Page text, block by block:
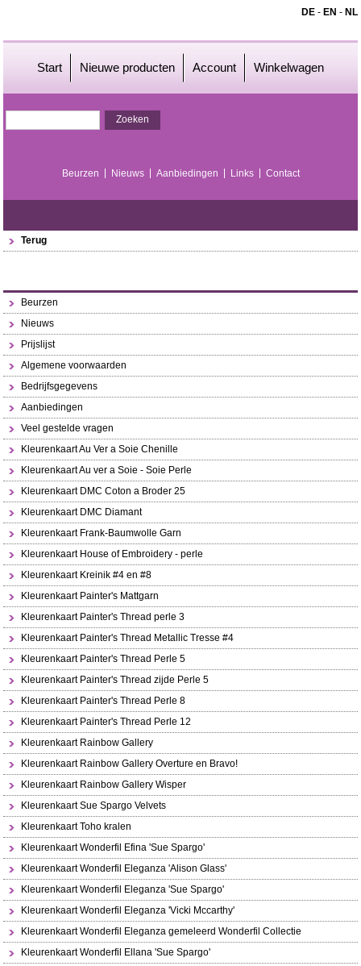
DE- EN - NL
Start Nieuwe producten Account Winkelwagen
Beurzen Nieuws Aanbiedingen Links Contact
Terug
Beurzen
Nieuws
Prijslijst
Algemene voorwaarden
Bedrijfsgegevens
Aanbiedingen
Veel gestelde vragen
Kleurenkaart Au Ver a Soie Chenille
Kleurenkaart Au ver a Soie - Soie Perle
Kleurenkaart DMC Coton a Broder 25
Kleurenkaart DMC Diamant
Kleurenkaart Frank-Baumwolle Garn
Kleurenkaart House of Embroidery - perle
Kleurenkaart Kreinik #4 en #8
Kleurenkaart Painter's Mattgarn
Kleurenkaart Painter's Thread perle 3
Kleurenkaart Painter's Thread Metallic Tresse #4
Kleurenkaart Painter's Thread Perle 5
Kleurenkaart Painter's Thread zijde Perle 5
Kleurenkaart Painter's Thread Perle 8
Kleurenkaart Painter's Thread Perle 12
Kleurenkaart Rainbow Gallery
Kleurenkaart Rainbow Gallery Overture en Bravo!
Kleurenkaart Rainbow Gallery Wisper
Kleurenkaart Sue Spargo Velvets
Kleurenkaart Toho kralen
Kleurenkaart Wonderfil Efina 'Sue Spargo'
Kleurenkaart Wonderfil Eleganza 'Alison Glass'
Kleurenkaart Wonderfil Eleganza 'Sue Spargo'
Kleurenkaart Wonderfil Eleganza 'Vicki Mccarthy'
Kleurenkaart Wonderfil Eleganza gemeleerd Wonderfil Collectie
Kleurenkaart Wonderfil Ellana 'Sue Spargo'